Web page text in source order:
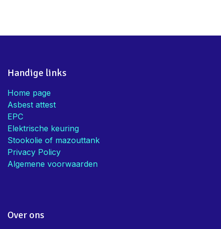
Handige links
Home page
Asbest attest
EPC
Elektrische keuring
Stookolie of mazouttank
Privacy Policy
Algemene voorwaarden
Over ons